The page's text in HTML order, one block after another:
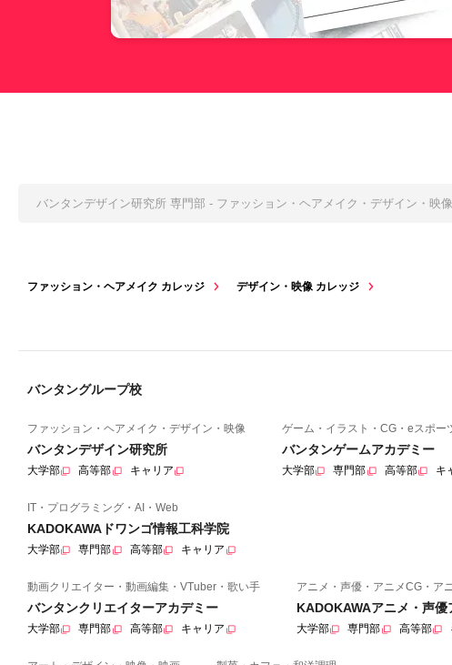
バンタンデザイン研究所 専門部 - ファッション・ヘアメイク・デザイン・映
ファッション・ヘアメイク カレッジ デザイン・映像 カレッジ
バンタングループ校
ファッション・ヘアメイク・デザイン・映像
バンタンデザイン研究所
大学部 高等部 キャリア
ゲーム・イラスト・CG・eスポー
バンタンゲームアカデミー
大学部 専門部 高等部 キ
IT・プログラミング・AI・Web
KADOKAWAドワンゴ情報工科学院
大学部 専門部 高等部 キャリア
動画クリエイター・動画編集・VTuber・歌い手
バンタンクリエイターアカデミー
大学部 専門部 高等部 キャリア
アニメ・声優・アニメCG・ア
KADOKAWAアニメ・声優
大学部 専門部 高等部